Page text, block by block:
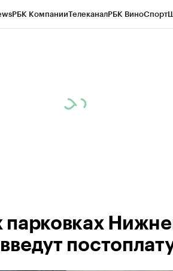
РБК КомпанииТелеканалРБК ВиноСпорт
парковках